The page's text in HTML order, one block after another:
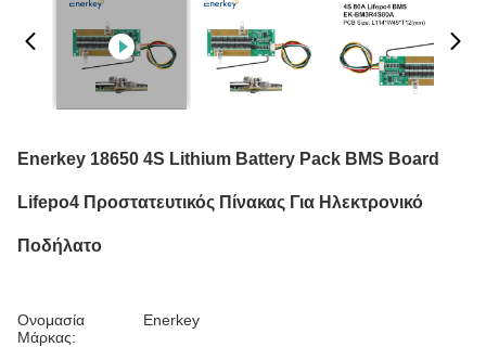
Enerkey 18650 4S Lithium Battery Pack BMS Board
Lifepo4 Προστατευτικός Πίνακας Για Ηλεκτρονικό
Ποδήλατο
Ονομασία
Μάρκας:
Enerkey